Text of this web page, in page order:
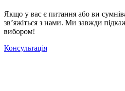
Якщо у вас є питання або ви
зв’яжіться з нами. Ми завжди
вибором!
Консультація